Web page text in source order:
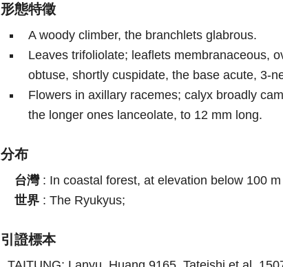
形態特徵
A woody climber, the branchlets glabrous.
Leaves trifoliolate; leaflets membranaceous,
obtuse, shortly cuspidate, the base acute, 3-
Flowers in axillary racemes; calyx broadly
the longer ones lanceolate, to 12 mm long.
分布
台灣: In coastal forest, at elevation below 100
世界 :The Ryukyus;
引證標本